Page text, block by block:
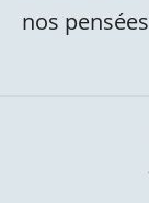
nos